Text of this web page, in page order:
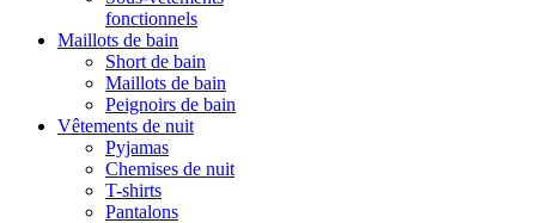
fonctionnels
Maillots de bain
Short de bain
Maillots de bain
Peignoirs de bain
Vêtements de nuit
Pyjamas
Chemises de nuit
T-shirts
Pantalons